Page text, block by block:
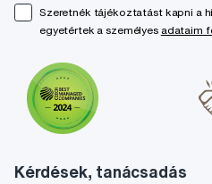
Kérdések, tanácsadás
Szeretnék tájékoztatást kapni a
egyetértek a személyes adataim